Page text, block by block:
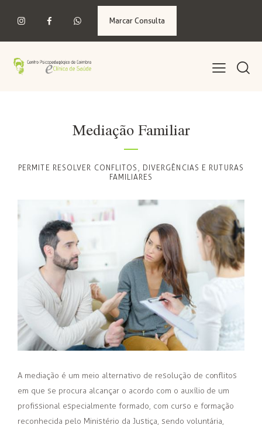
Marcar Consulta
Mediação Familiar
PERMITE RESOLVER CONFLITOS, DIVERGÊNCIAS E RUTURAS
FAMILIARES
A mediação é um meio alternativo de resolução de conflitos
em que se procura alcançar o acordo com o auxílio de um
profissional especialmente formado, com curso e formação
reconhecida pelo Ministério da Justiça, sendo voluntária,